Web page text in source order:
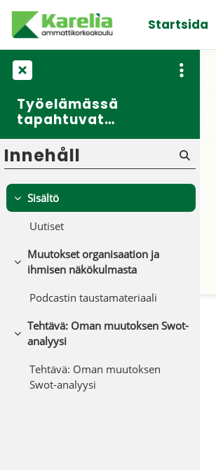
Startsida
Työelämässä
tapahtuvat
muutokset
Innehåll
Fäll ihop
Sisältö
Uutiset
Fäll ihop
Muutokset organisaation ja
ihmisen näkökulmasta
Podcastin taustamateriaali
Fäll ihop
Tehtävä: Oman muutoksen Swot-
analyysi
Tehtävä: Oman muutoksen
Swot-analyysi